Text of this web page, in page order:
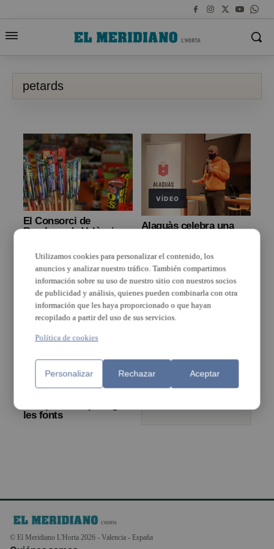
petards
El Consorci de
Bombers de València
ús dels petards
VÍDEO
Alaquàs celebra una
petards
Paiporta senyalitza les
zones infantils per a
les fonts
petards en zones
de jocs infantils
© El Meridiano L'Horta 2026 - Valencia - España
Utilizamos cookies para personalizar el contenido, los
anuncios y analizar nuestro tráfico. También compartimos
información sobre su uso de nuestro sitio con nuestros socios
de publicidad y análisis, quienes pueden combinarla con otra
información que les haya proporcionado o que hayan
recopilado a partir del uso de sus servicios.
Política de cookies
Personalizar Rechazar Aceptar